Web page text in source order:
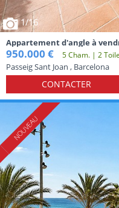
1/16
Appartement d'angle à
950.000 € 5 Cham. | 2
Passeig Sant Joan , Barcelona
CONTACTER